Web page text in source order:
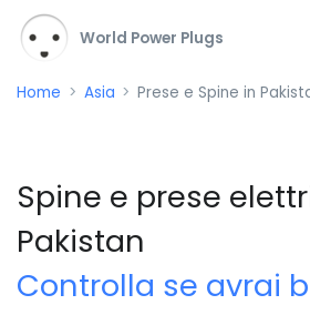
World Power Plugs
Home Asia Prese e Spine in
Spine e prese
Pakistan
Controlla se avrai